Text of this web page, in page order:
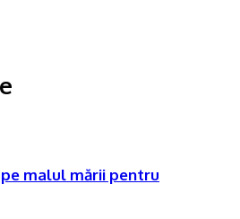
malul mării pentru